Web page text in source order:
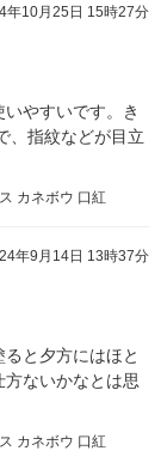
年10月25日 15時27分
やすいです。き
、指紋などが目立
カネボウ 口紅
年9月14日 13時37分
と夕方にはほと
ないかなとは思
カネボウ 口紅